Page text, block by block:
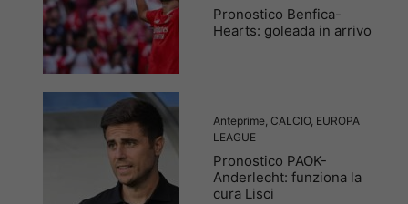
Pronostico Benfica-
Hearts: goleada in arrivo
Anteprime, CALCIO, EUROPA
LEAGUE
Pronostico PAOK-
Anderlecht: funziona la
cura Lisci